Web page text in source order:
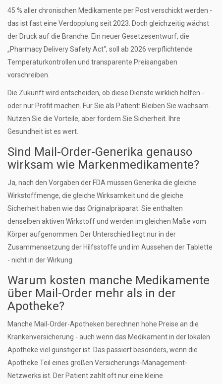
45 % aller chronischen Medikamente per Post verschickt werden -
das ist fast eine Verdopplung seit 2023. Doch gleichzeitig wächst
der Druck auf die Branche. Ein neuer Gesetzesentwurf, die
„Pharmacy Delivery Safety Act“, soll ab 2026 verpflichtende
Temperaturkontrollen und transparente Preisangaben
vorschreiben.
Die Zukunft wird entscheiden, ob diese Dienste wirklich helfen -
oder nur Profit machen. Für Sie als Patient: Bleiben Sie wachsam.
Nutzen Sie die Vorteile, aber fordern Sie Sicherheit. Ihre
Gesundheit ist es wert.
Sind Mail-Order-Generika genauso
wirksam wie Markenmedikamente?
Ja, nach den Vorgaben der FDA müssen Generika die gleiche
Wirkstoffmenge, die gleiche Wirksamkeit und die gleiche
Sicherheit haben wie das Originalpräparat. Sie enthalten
denselben aktiven Wirkstoff und werden im gleichen Maße vom
Körper aufgenommen. Der Unterschied liegt nur in der
Zusammensetzung der Hilfsstoffe und im Aussehen der Tablette
- nicht in der Wirkung.
Warum kosten manche Medikamente
über Mail-Order mehr als in der
Apotheke?
Manche Mail-Order-Apotheken berechnen hohe Preise an die
Krankenversicherung - auch wenn das Medikament in der lokalen
Apotheke viel günstiger ist. Das passiert besonders, wenn die
Apotheke Teil eines großen Versicherungs-Management-
Netzwerks ist. Der Patient zahlt oft nur eine kleine